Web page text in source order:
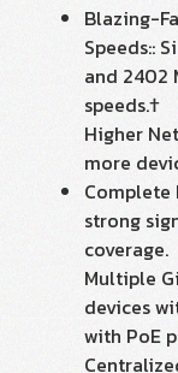
Blazing-
Speeds::
and 2402
speeds.†
Higher
more
Complete
strong
coverage.
Multiple
devices
with PoE